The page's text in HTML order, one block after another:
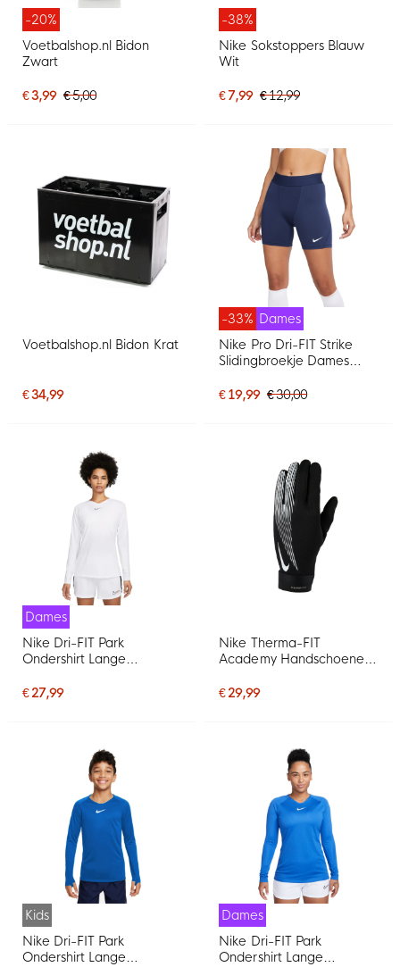
-20%
Voetbalshop.nl Bidon
Zwart
€ 3,99 € 5,00
-38%
Nike Sokstoppers Blauw
Wit
€ 7,99 € 12,99
Voetbalshop.nl Bidon Krat
€ 34,99
-33% Dames
Nike Pro Dri-FIT Strike
Slidingbroekje Dames
€ 19,99 € 30,00
Dames
Nike Dri-FIT Park
Ondershirt Lange
€ 27,99
Nike Therma-FIT
Academy Handschoenen
€ 29,99
Kids
Nike Dri-FIT Park
Ondershirt Lange
Dames
Nike Dri-FIT Park
Ondershirt Lange